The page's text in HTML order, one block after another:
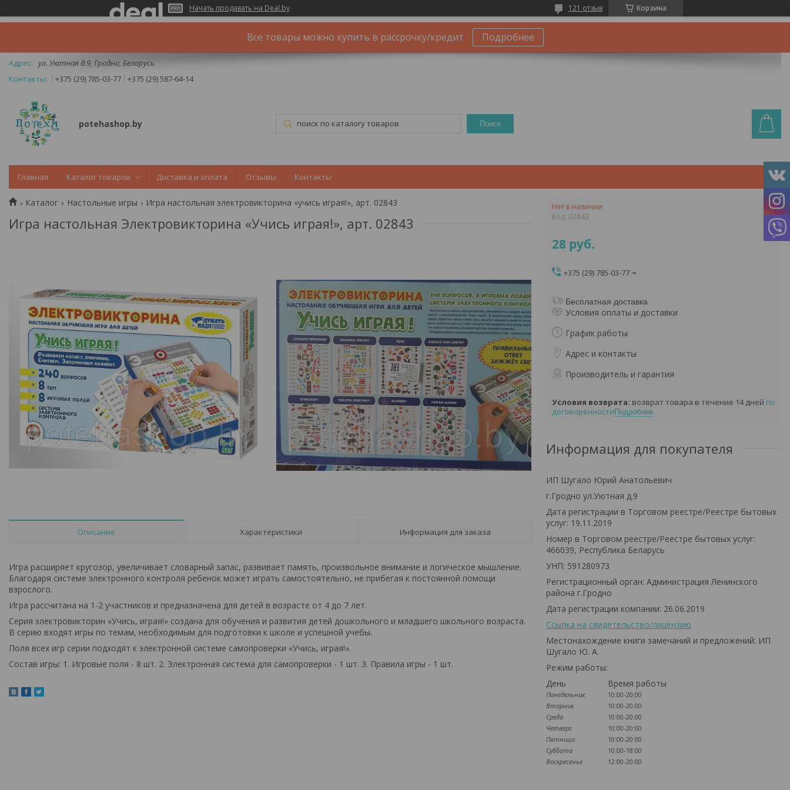
Начать продавать на Deal.by Корзина
121 отзыв
Все товары можно купить в рассрочку/кредит Подробнее
ул. Уютная д.9, Гродно, Беларусь
+375 (29) 785-03-77
+375 (29) 587-64-14
potehashop.by Поиск
Главная Каталог товаров Доставка и оплата Отзывы Контакты
Каталог Настольные игры Игра настольная электровикторина «учись играя!», арт. 02843
Игра настольная Электровикторина «Учись играя!», арт. 02843
Описание Характеристики Информация для заказа
Игра расширяет кругозор, увеличивает словарный запас, развивает память, произвольное внимание и логическое мышление.
Благодаря системе электронного контроля ребенок может играть самостоятельно, не прибегая к постоянной помощи
взрослого.
Игра рассчитана на 1-2 участников и предназначена для детей в возрасте от 4 до 7 лет.
Серия электровикторин «Учись, играя!» создана для обучения и развития детей дошкольного и младшего школьного возраста.
В серию входят игры по темам, необходимым для подготовки к школе и успешной учебы.
Поля всех игр серии подходят к электронной системе самопроверки «Учись, играя!».
Состав игры: 1. Игровые поля - 8 шт. 2. Электронная система для самопроверки - 1 шт. 3. Правила игры - 1 шт.
Нет в наличии
Код: 02843
28 руб.
+375 (29) 785-03-77
Бесплатная доставка
Условия оплаты и доставки
График работы
Адрес и контакты
Производитель и гарантия
возврат товара в течение 14 дней по
договоренности Подробнее
Информация для покупателя
ИП Шугало Юрий Анатольевич
г.Гродно ул.Уютная д.9
Дата регистрации в Торговом реестре/Реестре бытовых
услуг: 19.11.2019
Номер в Торговом реестре/Реестре бытовых услуг:
466039, Республика Беларусь
УНП: 591280973
Регистрационный орган: Администрация Ленинского
района г.Гродно
Дата регистрации компании: 26.06.2019
Ссылка на свидетельство/лицензию
Местонахождение книги замечаний и предложений: ИП
Шугало Ю. А.
Режим работы:
День
Время работы
Понедельник
10:00-20:00
Вторник
10:00-20:00
Среда
10:00-20:00
Четверг
10:00-20:00
Пятница
10:00-20:00
Суббота
10:00-18:00
Воскресенье
12:00-20:00